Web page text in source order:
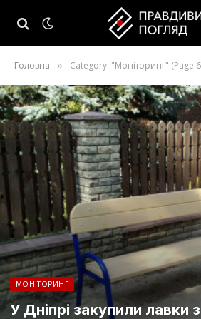
Головна » Category: "Моніторинг" (Page
МОНІТОРИНГ
У Дніпрі закупили лавки